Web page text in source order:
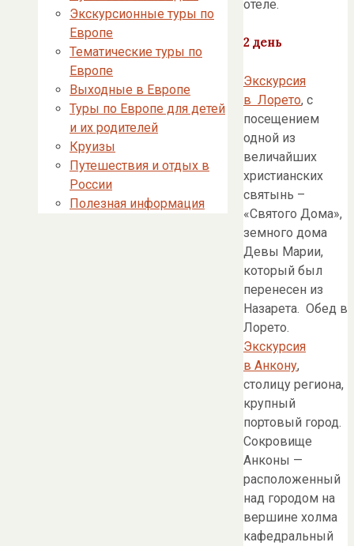
отеле.
2 день
Экскурсия
в Лорето, с
посещением
одной из
величайших
христианских
святынь –
«Святого Дома»,
земного дома
Девы Марии,
который был
перенесен из
Назарета. Обед в
Лорето.
Экскурсия
в Анкону,
столицу региона,
крупный
портовый город.
Сокровище
Анконы —
расположенный
над городом на
вершине холма
кафедральный
Экскурсионные туры по
Европе
Тематические туры по
Европе
Выходные в Европе
Туры по Европе для детей
и их родителей
Круизы
Путешествия и отдых в
России
Полезная информация